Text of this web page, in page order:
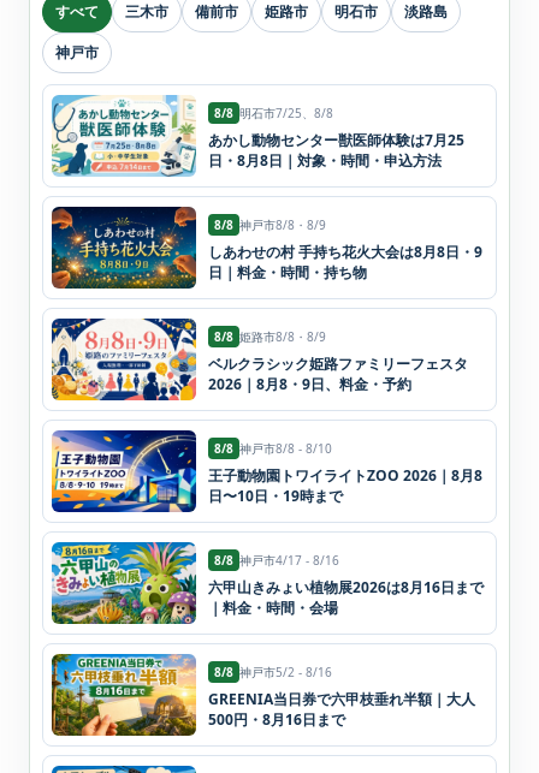
すべて 三木市 備前市 姫路市 明石市
淡路島
神戸市
8/8 明石市7/25、8/8
あかし動物センター獣医師体験は7月25
日・8月8日｜対象・時間・申込方法
8/8 神戸市8/8・8/9
しあわせの村 手持ち花火大会は8月8日・9
日｜料金・時間・持ち物
8/8 姫路市8/8・8/9
ベルクラシック姫路ファミリーフェスタ
2026｜8月8・9日、料金・予約
8/8 神戸市8/8 - 8/10
王子動物園トワイライトZOO 2026｜8月8
日〜10日・19時まで
8/8 神戸市4/17 - 8/16
六甲山きみょい植物展2026は8月16日まで
｜料金・時間・会場
8/8 神戸市5/2 - 8/16
GREENIA当日券で六甲枝垂れ半額｜大人
500円・8月16日まで